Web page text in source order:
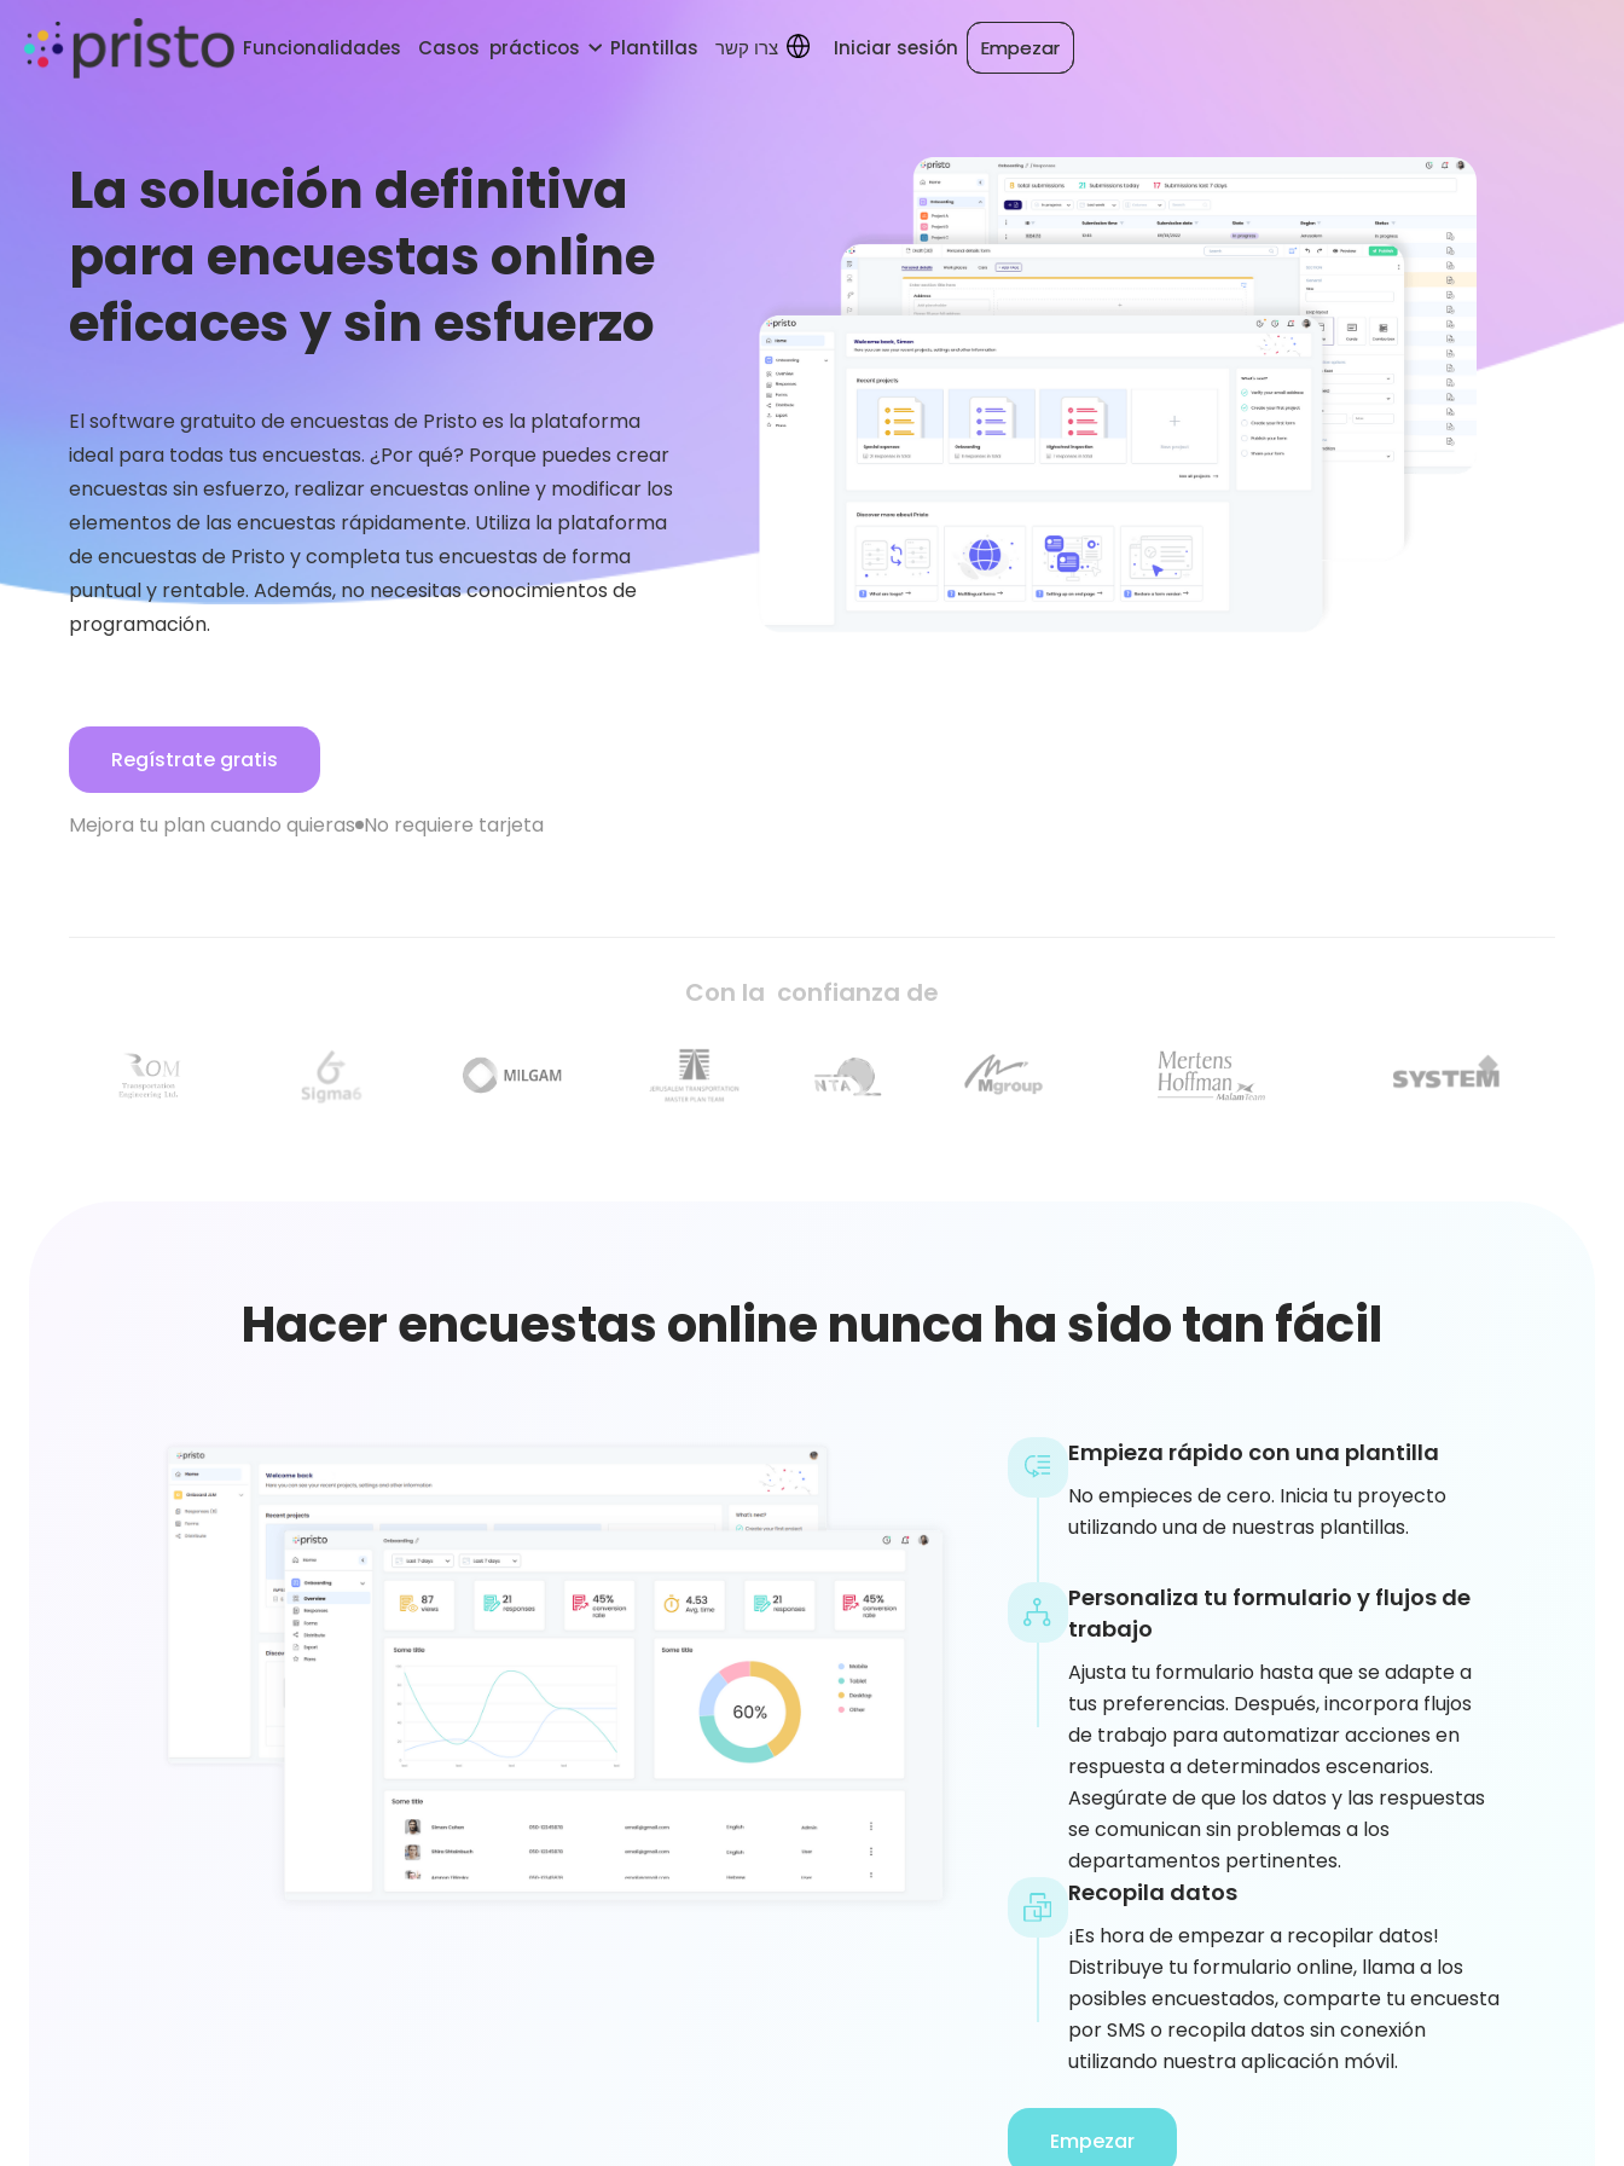
Funcionalidades Casos prácticos Plantillas צרו קשר Iniciar sesión Empezar
Empezar
La solución definitiva
para encuestas online
eficaces y sin esfuerzo
El software gratuito de encuestas de Pristo es la plataforma
ideal para todas tus encuestas. ¿Por qué? Porque puedes crear
encuestas sin esfuerzo, realizar encuestas online y modificar los
elementos de las encuestas rápidamente. Utiliza la plataforma
de encuestas de Pristo y completa tus encuestas de forma
puntual y rentable. Además, no necesitas conocimientos de
programación.
Regístrate gratis
Mejora tu plan cuando quieras No requiere tarjeta
Con la confianza de
Hacer encuestas online nunca ha sido tan fácil
Empieza rápido con una plantilla
No empieces de cero. Inicia tu proyecto
utilizando una de nuestras plantillas.
Personaliza tu formulario y flujos de
trabajo
Ajusta tu formulario hasta que se adapte a
tus preferencias. Después, incorpora flujos
de trabajo para automatizar acciones en
respuesta a determinados escenarios.
Asegúrate de que los datos y las respuestas
se comunican sin problemas a los
departamentos pertinentes.
Recopila datos
¡Es hora de empezar a recopilar datos!
Distribuye tu formulario online, llama a los
posibles encuestados, comparte tu encuesta
por SMS o recopila datos sin conexión
utilizando nuestra aplicación móvil.
Empezar